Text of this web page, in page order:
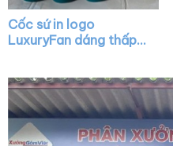
Cốc sứ in logo
LuxuryFan dáng thấp